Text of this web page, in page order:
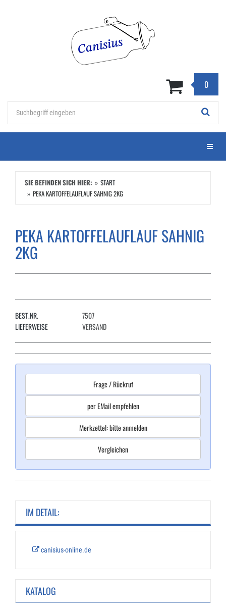
0
Menü
SIE BEFINDEN SICH HIER:
START
PEKA KARTOFFELAUFLAUF SAHNIG 2KG
PEKA KARTOFFELAUFLAUF SAHNIG
2KG
BEST.NR.
7507
LIEFERWEISE
VERSAND
Frage / Rückruf
per EMail empfehlen
Merkzettel: bitte anmelden
Vergleichen
IM DETAIL:
canisius-online.de
KATALOG